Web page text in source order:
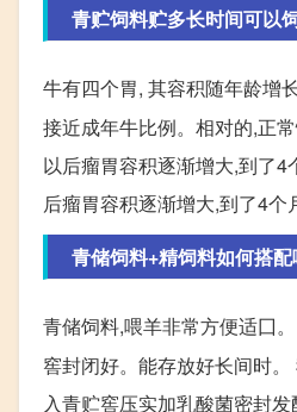
青贮饲料贮多长时间可以
牛有四个胃, 其容积随年龄增
接近成年牛比例。相对的,正
以后瘤胃容积逐渐增大,到了
后瘤胃容积逐渐增大,到了4个
青储饲料+精饲料如何搭
青储饲料,喂羊非常方便适囗
窖封闭好。能存放好长间时
入青贮窖压实加乳酸菌密封